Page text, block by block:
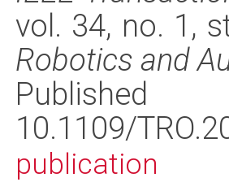
vol. 34, no. 1,
Robotics and
Published
10.1109/
publication